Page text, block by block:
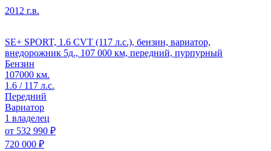
2012 г.в.
SE+ SPORT, 1.6 CVT (117 л.с.), бензин, вариатор,
внедорожник 5д., 107 000 км, передний, пурпурный
Бензин
107000 км.
1.6 / 117 л.с.
Передний
Вариатор
1 владелец
от 532 990 ₽
720 000 ₽